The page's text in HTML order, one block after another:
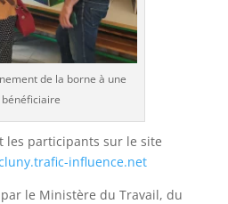
de la borne à une
les participants sur le site
influence.net
le Ministère du Travail, du